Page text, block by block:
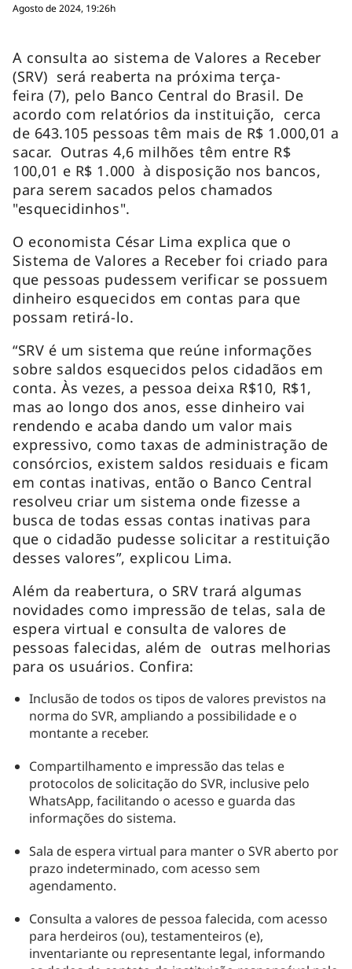
Agosto de 2024, 19:26h
A consulta ao sistema de Valores a Receber
(SRV) será reaberta na próxima terça-
feira (7), pelo Banco Central do Brasil. De
acordo com relatórios da instituição, cerca
de 643.105 pessoas têm mais de R$ 1.000,01 a
sacar. Outras 4,6 milhões têm entre R$
100,01 e R$ 1.000 à disposição nos bancos,
para serem sacados pelos chamados
"esquecidinhos".
O economista César Lima explica que o
Sistema de Valores a Receber foi criado para
que pessoas pudessem verificar se possuem
dinheiro esquecidos em contas para que
possam retirá-lo.
“SRV é um sistema que reúne informações
sobre saldos esquecidos pelos cidadãos em
conta. Às vezes, a pessoa deixa R$10, R$1,
mas ao longo dos anos, esse dinheiro vai
rendendo e acaba dando um valor mais
expressivo, como taxas de administração de
consórcios, existem saldos residuais e ficam
em contas inativas, então o Banco Central
resolveu criar um sistema onde fizesse a
busca de todas essas contas inativas para
que o cidadão pudesse solicitar a restituição
desses valores”, explicou Lima.
Além da reabertura, o SRV trará algumas
novidades como impressão de telas, sala de
espera virtual e consulta de valores de
pessoas falecidas, além de outras melhorias
para os usuários. Confira:
Inclusão de todos os tipos de valores previstos na
norma do SVR, ampliando a possibilidade e o
montante a receber.
Compartilhamento e impressão das telas e
protocolos de solicitação do SVR, inclusive pelo
WhatsApp, facilitando o acesso e guarda das
informações do sistema.
Sala de espera virtual para manter o SVR aberto por
prazo indeterminado, com acesso sem
agendamento.
Consulta a valores de pessoa falecida, com acesso
para herdeiros (ou), testamenteiros (e),
inventariante ou representante legal, informando